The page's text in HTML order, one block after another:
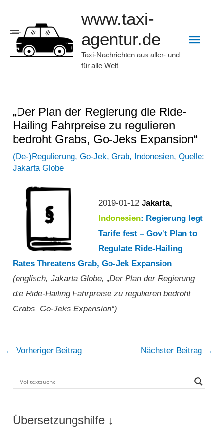
springen
www.taxi-
agentur.de
Taxi-Nachrichten aus aller- und
für alle Welt
„Der Plan der Regierung die Ride-
Hailing Fahrpreise zu regulieren
bedroht Grabs, Go-Jeks Expansion“
(De-)Regulierung,Go-Jek,Grab, Indonesien,Quelle:
Jakarta Globe
2019-01-12Jakarta,
Indonesien: Regierung legt
Tarife fest – Gov’t Plan to
Regulate Ride-Hailing
Rates Threatens Grab, Go-Jek Expansion
(englisch, Jakarta Globe, „Der Plan der Regierung
die Ride-Hailing Fahrpreise zu regulieren bedroht
Grabs, Go-Jeks Expansion“)
Post
← Vorheriger Beitrag Nächster Beitrag →
Übersetzungshilfe ↓